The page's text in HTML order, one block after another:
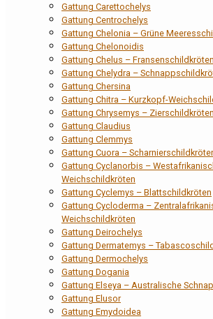
Gattung Carettochelys
Gattung Centrochelys
Gattung Chelonia – Grüne
Gattung Chelonoidis
Gattung Chelus – Fransenschildkröten
Gattung Chelydra –
Gattung Chersina
Gattung Chitra – Kurzkopf-
Gattung Chrysemys – Zierschildkröten
Gattung Claudius
Gattung Clemmys
Gattung Cuora –
Gattung Cyclanorbis –
Weichschildkröten
Gattung Cyclemys – Blattschildkröten
Gattung Cycloderma –
Weichschildkröten
Gattung Deirochelys
Gattung Dermatemys –
Gattung Dermochelys
Gattung Dogania
Gattung Elseya – Australische
Gattung Elusor
Gattung Emydoidea